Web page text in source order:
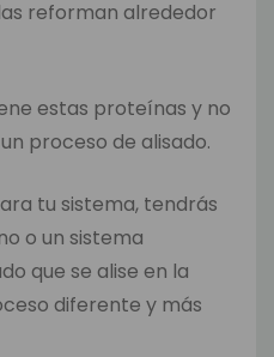
reforman alrededor
estas proteínas y no
proceso de alisado.
tu sistema, tendrás
o un sistema
que se alise en la
diferente y más